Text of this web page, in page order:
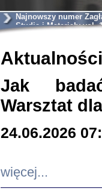
Najnowszy numer
Studia i Materiały vol.
Aktualności
Jak
Warsztat
24.06.2026
więcej...